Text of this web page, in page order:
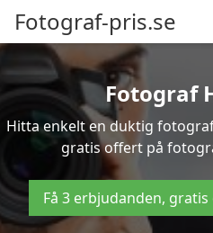
Fotograf-pris.se
Fotograf
Hitta enkelt en duktig
gratis offert på
Få 3 erbjudanden,